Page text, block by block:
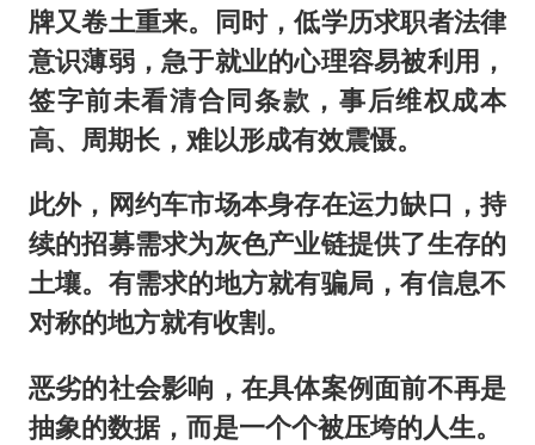
牌又卷土重来。同时，低学历求职者法律
意识薄弱，急于就业的心理容易被利用，
签字前未看清合同条款，事后维权成本
高、周期长，难以形成有效震慑。
此外，网约车市场本身存在运力缺口，持
续的招募需求为灰色产业链提供了生存的
土壤。 有需求的地方就有骗局，有信息不
对称的地方就有收割。
恶劣的社会影响，在具体案例面前不再是
抽象的数据，而是一个个被压垮的人生。